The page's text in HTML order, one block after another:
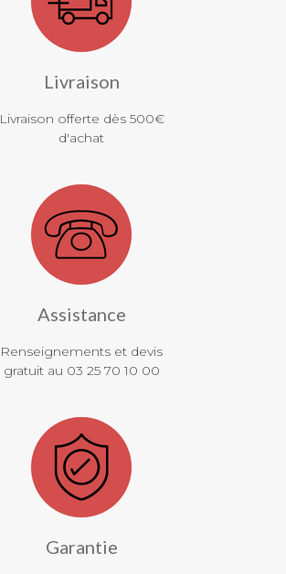
Livraison
Livraison offerte dès 500€
d'achat
Assistance
Renseignements et devis
gratuit au 03 25 70 10 00
Garantie